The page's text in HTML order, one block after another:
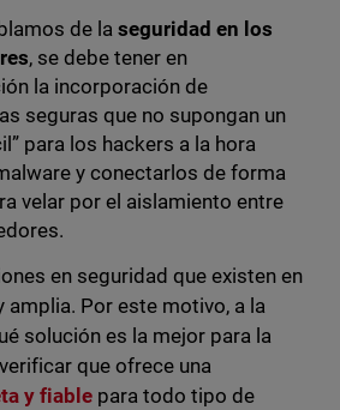
de la seguridad en los
, se debe tener en
la incorporación de
seguras que no supongan un
para los hackers a la hora
y conectarlos de forma
velar por el aislamiento entre
en seguridad que existen en
amplia. Por este motivo, a la
solución es la mejor para la
que ofrece una
y fiablepara todo tipo de